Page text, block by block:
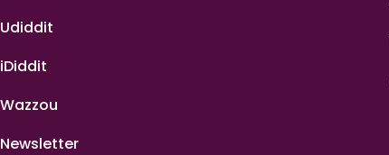
Udiddit
iDiddit
Wazzou
Newsletter